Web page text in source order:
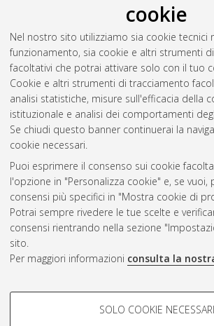
cookie
Nel nostro sito utilizziamo sia cookie tecnici
funzionamento, sia cookie e altri strumenti
facoltativi che potrai attivare solo con il tuo
Cookie e altri strumenti di tracciamento
analisi statistiche, misure sull'efficacia della
istituzionale e analisi dei comportamenti
Se chiudi questo banner continuerai la
cookie necessari.
Puoi esprimere il consenso sui cookie
l'opzione in "Personalizza cookie" e, se vuoi,
consensi più specifici in "Mostra cookie di
Potrai sempre rivedere le tue scelte e
consensi rientrando nella sezione
sito.
Per maggiori informazioni consulta la
COOKIE DI PROFILAZIONE -
SOLO COOKIE NECESSARI
Vedi altre statistiche
Gestione del documento:
Atom
Rss
2.0
AMS Acta
ISSN: 2038-7954
re3data.org -
doi.org/10.17616/R3P19R
Servizio implementato e
Impostazioni Cookie